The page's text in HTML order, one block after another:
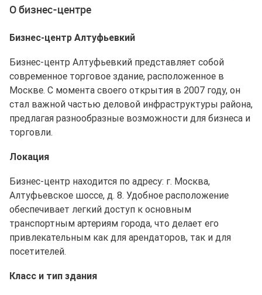
О бизнес-центре
Бизнес-центр Алтуфьевкий
Бизнес-центр Алтуфьевкий представляет собой
современное торговое здание, расположенное в
Москве. С момента своего открытия в 2007 году, он
стал важной частью деловой инфраструктуры района,
предлагая разнообразные возможности для бизнеса и
торговли.
Локация
Бизнес-центр находится по адресу: г. Москва,
Алтуфьевское шоссе, д. 8. Удобное расположение
обеспечивает легкий доступ к основным
транспортным артериям города, что делает его
привлекательным как для арендаторов, так и для
посетителей.
Класс и тип здания